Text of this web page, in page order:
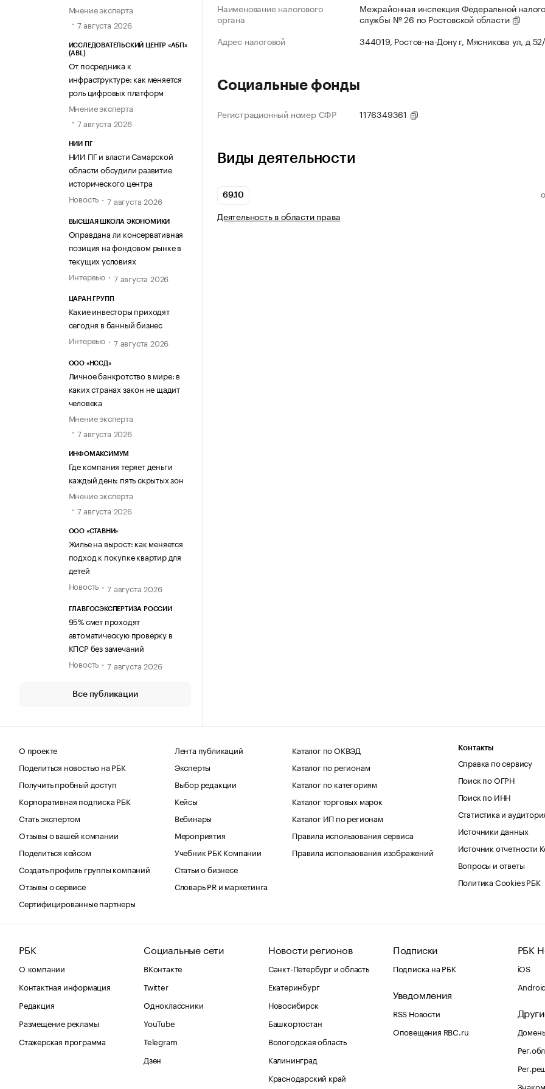
Мнение эксперта
7 августа 2026
ИССЛЕДОВАТЕЛЬСКИЙ ЦЕНТР «АБП»
(ABL)
От посредника к
инфраструктуре: как меняется
роль цифровых платформ
Мнение эксперта
7 августа 2026
НИИ ПГ
НИИ ПГ и власти Самарской
области обсудили развитие
исторического центра
Новость
7 августа 2026
ВЫСШАЯ ШКОЛА ЭКОНОМИКИ
Оправдана ли консервативная
позиция на фондовом рынке в
текущих условиях
Интервью
7 августа 2026
ЦАРАН ГРУПП
Какие инвесторы приходят
сегодня в банный бизнес
Интервью
7 августа 2026
ООО «НССД»
Личное банкротство в мире: в
каких странах закон не щадит
человека
Мнение эксперта
7 августа 2026
ИНФОМАКСИМУМ
Где компания теряет деньги
каждый день: пять скрытых зон
Мнение эксперта
7 августа 2026
ООО «СТАВНИ»
Жилье на вырост: как меняется
подход к покупке квартир для
детей
Новость
7 августа 2026
ГЛАВГОСЭКСПЕРТИЗА РОССИИ
95% смет проходят
автоматическую проверку в
КПСР без замечаний
Новость
7 августа 2026
Все публикации
Наименование налогового
органа
Межрайонная инспекция Федеральной
службы № 26 по Ростовской области
Адрес налоговой
344019, Ростов-на-Дону г, Мясникова ул, д
Социальные фонды
Регистрационный номер СФР 1176349361
Виды деятельности
69.10
Деятельность в области права
О проекте
Поделиться новостью на РБК
Получить пробный доступ
Корпоративная подписка РБК
Стать экспертом
Отзывы о вашей компании
Поделиться кейсом
Создать профиль группы компаний
Отзывы о сервисе
Сертифицированные партнеры
Лента публикаций
Эксперты
Выбор редакции
Кейсы
Вебинары
Мероприятия
Учебник РБК Компании
Статьи о бизнесе
Словарь PR и маркетинга
Каталог по ОКВЭД
Каталог по регионам
Каталог по категориям
Каталог торговых марок
Каталог ИП по регионам
Правила использования сервиса
Правила использования изображений
Контакты
Справка по сервису
Поиск по ОГРН
Поиск по ИНН
Статистика и
Источники данных
Источник отчетности
Вопросы и ответы
Политика Cookies РБК
РБК
О компании
Контактная информация
Редакция
Размещение рекламы
Стажерская программа
Социальные сети
ВКонтакте
Twitter
Одноклассники
YouTube
Telegram
Дзен
Новости регионов
Санкт-Петербург и область
Екатеринбург
Новосибирск
Башкортостан
Вологодская область
Калининград
Краснодарский край
Подписки
Подписка на РБК
Уведомления
RSS Новости
Оповещения RBC.ru
РБК
iOS